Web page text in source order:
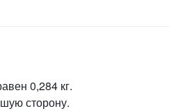
0,284 кг.
сторону.